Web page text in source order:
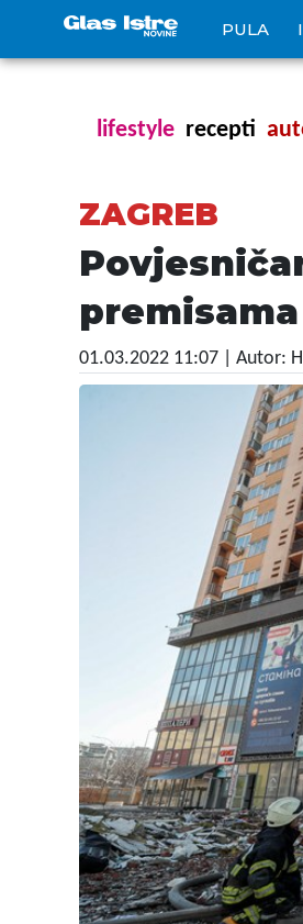
PULA
lifestyle recepti
ZAGREB
01.03.2022 11:07 | Autor: